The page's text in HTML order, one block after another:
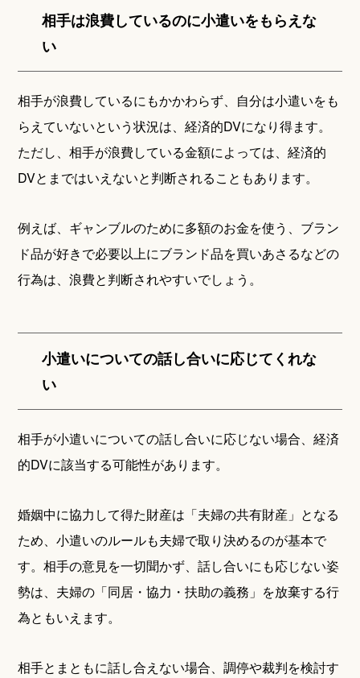
相手は浪費しているのに小遣いをもらえな
い
相手が浪費しているにもかかわらず、自分は小遣いをも
らえていないという状況は、経済的DVになり得ます。
ただし、相手が浪費している金額によっては、経済的
DVとまではいえないと判断されることもあります。
例えば、ギャンブルのために多額のお金を使う、ブラン
ド品が好きで必要以上にブランド品を買いあさるなどの
行為は、浪費と判断されやすいでしょう。
小遣いについての話し合いに応じてくれな
い
相手が小遣いについての話し合いに応じない場合、経済
的DVに該当する可能性があります。
婚姻中に協力して得た財産は「夫婦の共有財産」となる
ため、小遣いのルールも夫婦で取り決めるのが基本で
す。相手の意見を一切聞かず、話し合いにも応じない姿
勢は、夫婦の「同居・協力・扶助の義務」を放棄する行
為ともいえます。
相手とまともに話し合えない場合、調停や裁判を検討す